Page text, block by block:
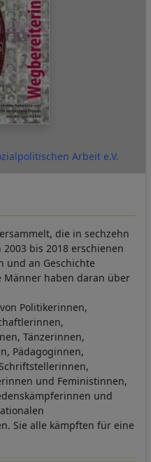
Arbeit e.V.
die in sechzehn
bis 2018 erschienen
und an Geschichte
Männer haben daran über
Politikerinnen,
Tänzerinnen,
Pädagoginnen,
und Feministinnen,
und
Sie alle kämpften für eine